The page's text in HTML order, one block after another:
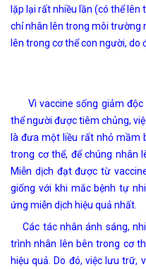
lặp lại rất nhiều lần (có thể
chỉ nhân lên trong môi trường
lên trong cơ thể con người, do
Vì vaccine sống giảm độc
thể người được tiêm chủng,
là đưa một liều rất nhỏ mầm
trong cơ thể, để chúng nhân
Miễn dịch đạt được từ
giống với khi mắc bệnh tự
ứng miễn dịch hiệu quả nhất.
Các tác nhân ánh sáng,
trình nhân lên bên trong cơ
hiệu quả. Do đó, việc lưu trữ,